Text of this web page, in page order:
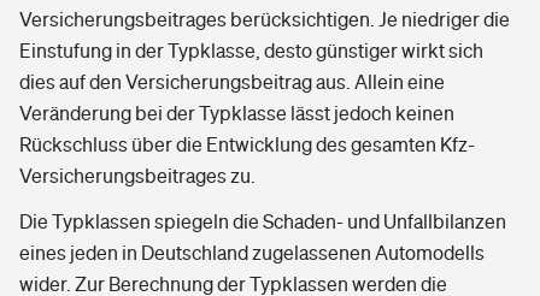
Versicherungsbeitrages berücksichtigen. Je niedriger die
Einstufung in der Typklasse, desto günstiger wirkt sich
dies auf den Versicherungsbeitrag aus. Allein eine
Veränderung bei der Typklasse lässt jedoch keinen
Rückschluss über die Entwicklung des gesamten Kfz-
Versicherungsbeitrages zu.
Die Typklassen spiegeln die Schaden- und Unfallbilanzen
eines jeden in Deutschland zugelassenen Automodells
wider. Zur Berechnung der Typklassen werden die